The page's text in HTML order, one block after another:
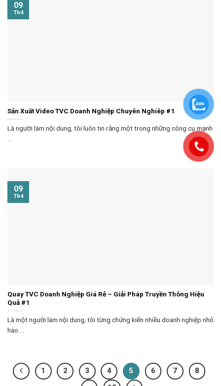
Sản Xuất Video TVC Doanh Nghiệp Chuyên Nghiêp #1
Là người làm nội dung, tôi luôn tin rằng một trong những công cụ mạnh
09
Th4
Quay TVC Doanh Nghiệp Giá Rẻ – Giải Pháp Truyền Thông Hiệu
Quả #1
Là một người làm nội dung, tôi từng chứng kiến nhiều doanh nghiệp nhỏ
háo ...
09
Th4
1 2 3 4 5 6 7
8